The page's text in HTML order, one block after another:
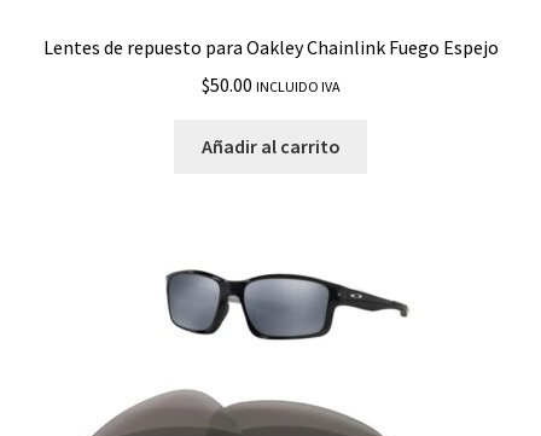
Lentes de repuesto para Oakley Chainlink Fuego Espejo
$50.00 INCLUIDO IVA
Añadir al carrito